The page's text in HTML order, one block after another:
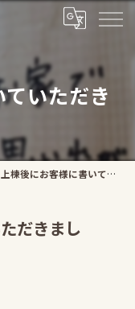
いただき
上棟後にお客様に書いていただきました！
だきまし